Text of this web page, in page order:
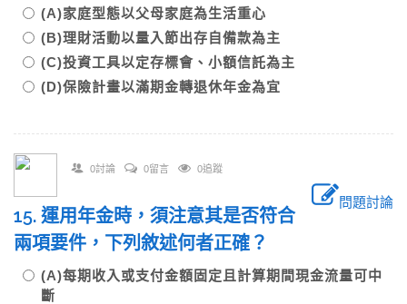
(A)家庭型態以父母家庭為生活重心
(B)理財活動以量入節出存自備款為主
(C)投資工具以定存標會、小額信託為主
(D)保險計畫以滿期金轉退休年金為宜
0討論 0留言 0追蹤
問題討論
15. 運用年金時，須注意其是否符合
兩項要件，下列敘述何者正確？
(A)每期收入或支付金額固定且計算期間現金流量可中
斷